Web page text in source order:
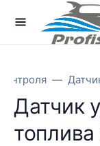
Датчик